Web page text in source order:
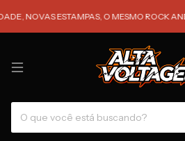
ESTAMPAS, O MESMO ROCK AND ROLL